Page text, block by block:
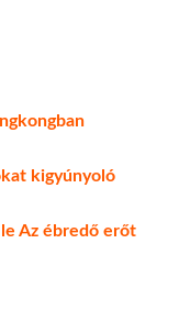
kigyúnyoló
Az ébredő erőt